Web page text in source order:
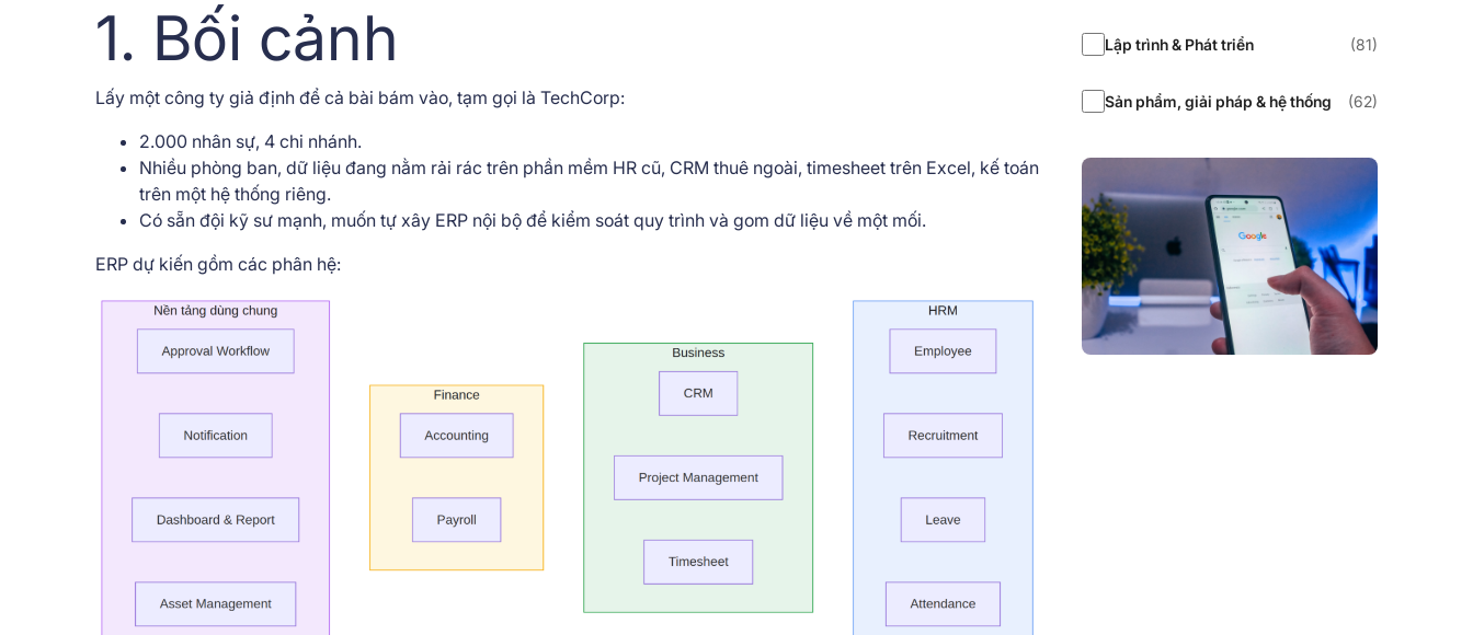
1. Bối cảnh
Lấy một công ty giả định để cả bài bám vào, tạm gọi là TechCorp:
2.000 nhân sự, 4 chi nhánh.
Nhiều phòng ban, dữ liệu đang nằm rải rác trên phần mềm HR cũ, CRM thuê ngoài, timesheet trên Excel, kế toán
trên một hệ thống riêng.
Có sẵn đội kỹ sư mạnh, muốn tự xây ERP nội bộ để kiểm soát quy trình và gom dữ liệu về một mối.
ERP dự kiến gồm các phân hệ:
Lập trình & Phát triển (81)
Sản phẩm, giải pháp & hệ thống (62)